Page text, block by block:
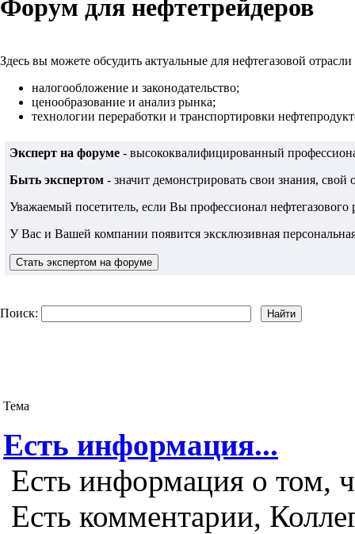
Форум для нефтетрейдеров
Здесь вы можете обсудить актуальные для нефтегазовой
налогообложение и законодательство;
ценообразование и анализ рынка;
технологии переработки и транспортировки
Эксперт на форуме - высококвалифицированный
Быть экспертом - значит демонстрировать свои знания,
Уважаемый посетитель, если Вы профессионал
У Вас и Вашей компании появится эксклюзивная
Поиск:
Тема
Есть информация...
Есть информация о том,
Есть комментарии,